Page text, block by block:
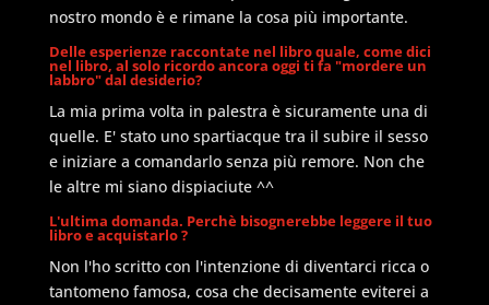
nostro mondo è e rimane la cosa più importante.
Delle esperienze raccontate nel libro quale, come dici
nel libro, al solo ricordo ancora oggi ti fa "mordere un
labbro" dal desiderio?
La mia prima volta in palestra è sicuramente una di
quelle. E' stato uno spartiacque tra il subire il sesso
e iniziare a comandarlo senza più remore. Non che
le altre mi siano dispiaciute ^^
L'ultima domanda. Perchè bisognerebbe leggere il tuo
libro e acquistarlo ?
Non l'ho scritto con l'intenzione di diventarci ricca o
tantomeno famosa, cosa che decisamente eviterei a